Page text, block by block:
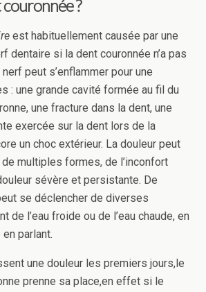
?
est habituellement causée par une
dentaire si la dent couronnée n’a pas
peut s’enflammer pour une
: une grande cavité formée au fil du
une fracture dans la dent, une
exercée sur la dent lors de la
un choc extérieur. La douleur peut
multiples formes, de l’inconfort
sévère et persistante. De
se déclencher de diverses
de l’eau froide ou de l’eau chaude, en
parlant.
une douleur les premiers jours,le
prenne sa place,en effet si le